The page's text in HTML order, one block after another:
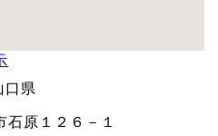
県
石原１２６－１